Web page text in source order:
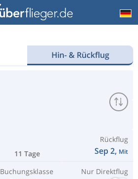
Hin- & Rückflug
11 Tage
Rückflug
Sep 2, Mit
Buchungsklasse Nur Direktflug